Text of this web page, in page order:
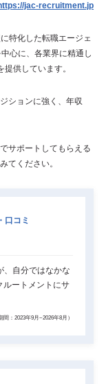
jac-recruitment.jp
特化した転職エージェ
心に、各業界に精通し
供しています。
ションに強く、年収
サポートしてもらえる
てください。
口コミ
、自分ではなかな
ルートメントにサ
：2023年9月~2026年8月）